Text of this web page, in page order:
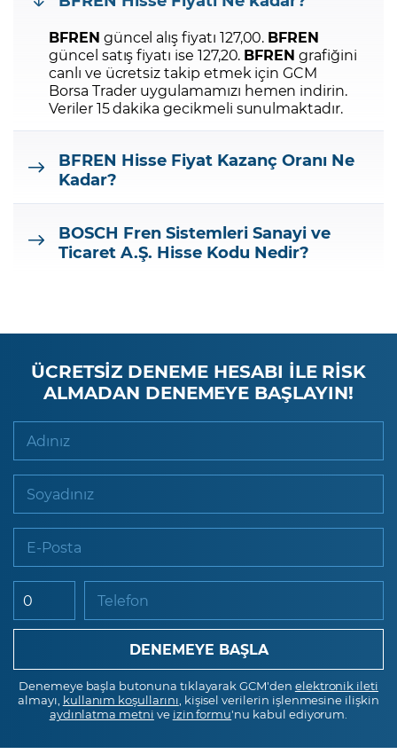
BFREN güncel alış fiyatı 127,00. BFREN
güncel satış fiyatı ise 127,20. BFREN grafiğini
canlı ve ücretsiz takip etmek için GCM
Borsa Trader uygulamamızı hemen indirin.
Veriler 15 dakika gecikmeli sunulmaktadır.
BFREN Hisse Fiyat Kazanç Oranı Ne
Kadar?
BOSCH Fren Sistemleri Sanayi ve
Ticaret A.Ş. Hisse Kodu Nedir?
ÜCRETSİZ DENEME HESABI İLE RİSK
ALMADAN DENEMEYE BAŞLAYIN!
Adınız
Soyadınız
E-Posta
Telefon
Denemeye başla butonuna tıklayarak GCM'den elektronik ileti
almayı, kullanım koşullarını , kişisel verilerin işlenmesine ilişkin
aydınlatma metni ve izin formu'nu kabul ediyorum.